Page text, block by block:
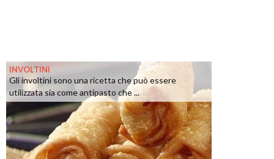
INVOLTINI
Gli involtini sono una ricetta che può essere
utilizzata sia come antipasto che ...